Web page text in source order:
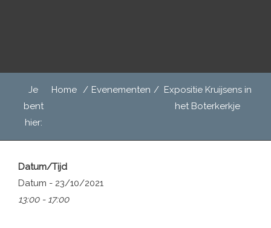
inhoud
Header
Rechts
Je
bent
hier:
Home / Evenementen / Expositie Kruijsens in
het Boterkerkje
Datum/Tijd
Datum - 23/10/2021
13:00 - 17:00